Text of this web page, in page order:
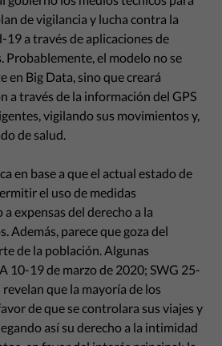
de vigilancia y lucha contra la
a través de aplicaciones de
el modelo no se
en Big Data, sino que creará
a través de la información del GPS
vigilando sus movimientos y,
de salud.
en base a que el actual estado de
el uso de medidas
expensas del derecho a la
Además, parece que goza del
de la población. Algunas
10-19 de marzo de 2020; SWG 25-
que la mayoría de los
de que se controlara sus viajes y
así su derecho a la intimidad